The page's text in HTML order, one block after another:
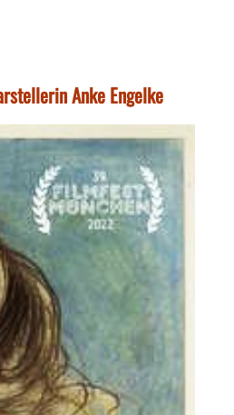
Anke Engelke